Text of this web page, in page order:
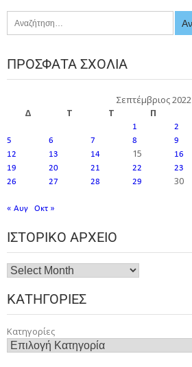
ΠΡΌΣΦΑΤΑ ΣΧΌΛΙΑ
Σεπτέμβριος 2022
Δ
Τ Τ Π
1 2
5 6 7 8 9
12 13 14 15 16
19 20 21 22 23
26 27 28 29 30
« Αυγ Οκτ »
ΙΣΤΟΡΙΚΌ ΑΡΧΕΊΟ
ΚΑΤΗΓΟΡΊΕΣ
Κατηγορίες